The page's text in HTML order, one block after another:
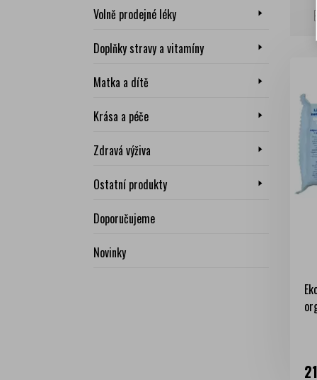
Volně prodejné léky
Doplňky stravy a vitamíny
Matka a dítě
Krása a péče
Zdravá výživa
Ostatní produkty
Doporučujeme
Novinky